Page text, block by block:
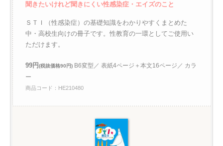
聞きたいけれど聞きにくい性感染症・エイズのこと
ＳＴＩ（性感染症）の基礎知識をわかりやすくまとめた
中・高校生向けの冊子です。性教育の一環としてご使用い
ただけます。
99円(税抜価格90円) B6変型／ 表紙4ページ＋本文16ページ／ カラ
ー
商品コード：HE210480